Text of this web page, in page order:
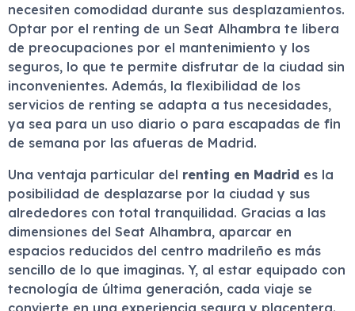
necesiten comodidad durante sus desplazamientos.
Optar por el renting de un Seat Alhambra te libera
de preocupaciones por el mantenimiento y los
seguros, lo que te permite disfrutar de la ciudad sin
inconvenientes. Además, la flexibilidad de los
servicios de renting se adapta a tus necesidades,
ya sea para un uso diario o para escapadas de fin
de semana por las afueras de Madrid.
Una ventaja particular del renting en Madrid es la
posibilidad de desplazarse por la ciudad y sus
alrededores con total tranquilidad. Gracias a las
dimensiones del Seat Alhambra, aparcar en
espacios reducidos del centro madrileño es más
sencillo de lo que imaginas. Y, al estar equipado con
tecnología de última generación, cada viaje se
convierte en una experiencia segura y placentera.